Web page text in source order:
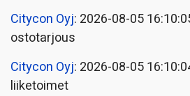
Citycon Oyj: 2026-08-05
ostotarjous
Citycon Oyj: 2026-08-05
liiketoimet